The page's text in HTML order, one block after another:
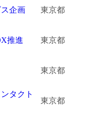
企画 東京都
推進 東京都
東京都
タクト
東京都